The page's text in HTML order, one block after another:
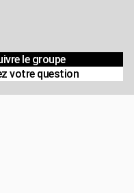
le groupe
votre question